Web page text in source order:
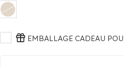
EMBALLAGE CADEAU